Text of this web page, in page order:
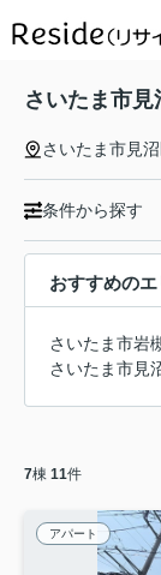
さいたま市
さいたま市見
条件から探す
おすすめの
さいたま市岩
さいたま市見
7棟 11件
アパート